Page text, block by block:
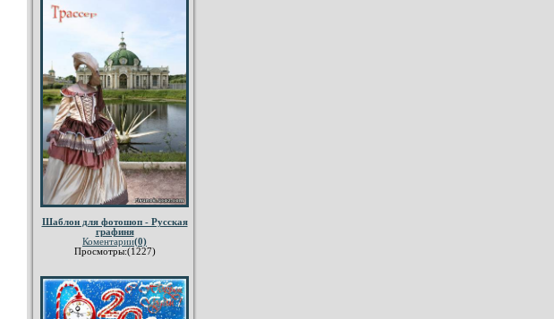
Шаблон для фотошоп - Русская
графиня
Коментарии(0)
Просмотры:(1227)